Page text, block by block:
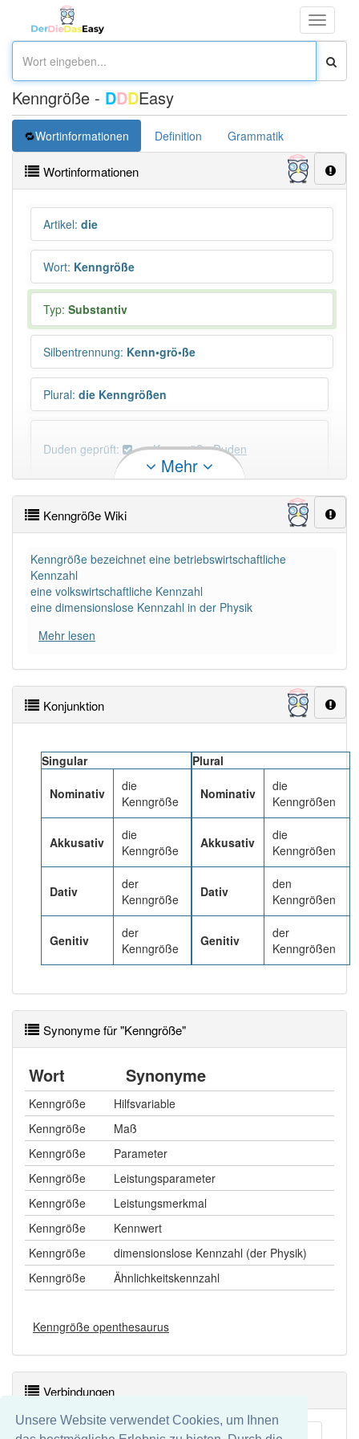
Unsere Website verwendet Cookies, um Ihnen
Toggle
Kenngröße - DDDEasy
Wortinformationen Definition Grammatik
Wortinformationen
Artikel: die
Wort: Kenngröße
Typ: Substantiv
Silbentrennung: Kenn•grö•ße
Plural: die Kenngrößen
Duden geprüft: Kenngröße Duden
PowerIndex:3
Häufigkeit: 2 von 10
87% unserer Spielapp-Nutzer haben den Artikel
Mehr
Kenngröße Wiki
Kenngröße bezeichnet eine betriebswirtschaftliche
Kennzahl
eine volkswirtschaftliche Kennzahl
eine dimensionslose Kennzahl in der Physik
Mehr lesen
Konjunktion
Singular
Nominativ
die
Kenngröße
Akkusativ
die
Kenngröße
Dativ
der
Kenngröße
Genitiv
der
Kenngröße
Plural
Nominativ
die
Kenngrößen
Akkusativ
die
Kenngrößen
Dativ
den
Kenngrößen
Genitiv
der
Kenngrößen
Synonyme für "Kenngröße"
Wort Synonyme
Kenngröße
Hilfsvariable
Kenngröße
Maß
Kenngröße
Parameter
Kenngröße
Leistungsparameter
Kenngröße
Leistungsmerkmal
Kenngröße
Kennwert
Kenngröße
dimensionslose Kennzahl (der Physik)
Kenngröße
Ähnlichkeitskennzahl
Kenngröße openthesaurus
Verbindungen